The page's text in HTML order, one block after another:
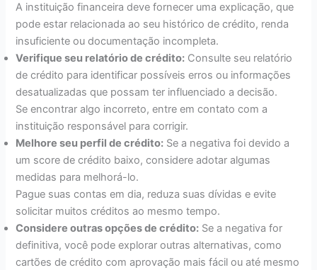
A instituição financeira deve fornecer uma explicação, que
pode estar relacionada ao seu histórico de crédito, renda
insuficiente ou documentação incompleta.
Verifique seu relatório de crédito: Consulte seu relatório
de crédito para identificar possíveis erros ou informações
desatualizadas que possam ter influenciado a decisão.
Se encontrar algo incorreto, entre em contato com a
instituição responsável para corrigir.
Melhore seu perfil de crédito: Se a negativa foi devido a
um score de crédito baixo, considere adotar algumas
medidas para melhorá-lo.
Pague suas contas em dia, reduza suas dívidas e evite
solicitar muitos créditos ao mesmo tempo.
Considere outras opções de crédito: Se a negativa for
definitiva, você pode explorar outras alternativas, como
cartões de crédito com aprovação mais fácil ou até mesmo